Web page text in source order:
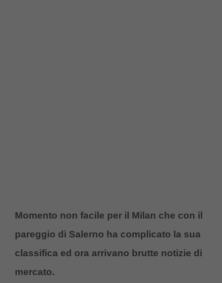
Momento non facile per il Milan che con il
pareggio di Salerno ha complicato la sua
classifica ed ora arrivano brutte notizie di
mercato.